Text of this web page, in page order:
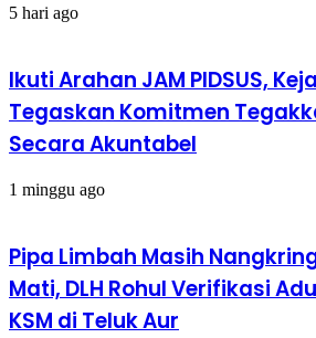
5 hari ago
Ikuti Arahan JAM PIDSUS,
Tegaskan Komitmen
Secara Akuntabel
1 minggu ago
Pipa Limbah Masih
Mati, DLH Rohul Verifikasi
KSM di Teluk Aur